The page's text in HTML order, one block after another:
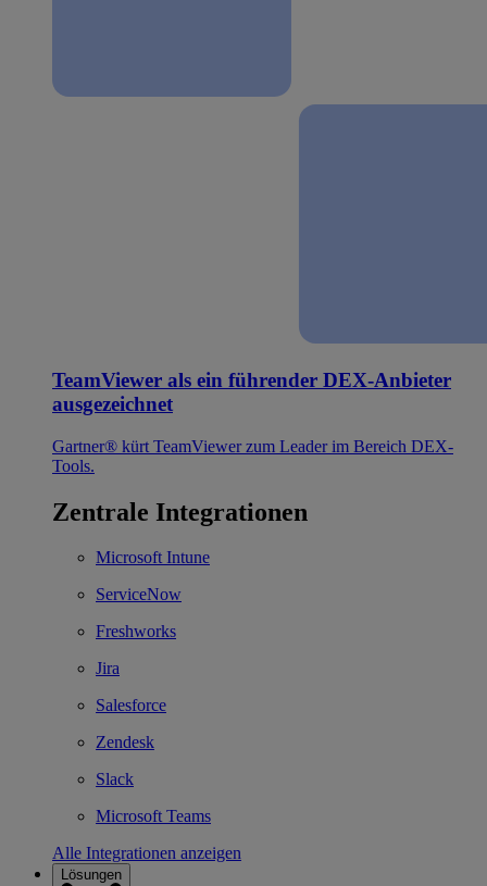
TeamViewer als ein führender DEX-Anbieter
ausgezeichnet
Gartner® kürt TeamViewer zum Leader im Bereich DEX-
Tools.
Zentrale Integrationen
Microsoft Intune
ServiceNow
Freshworks
Jira
Salesforce
Zendesk
Slack
Microsoft Teams
Alle Integrationen anzeigen
Lösungen